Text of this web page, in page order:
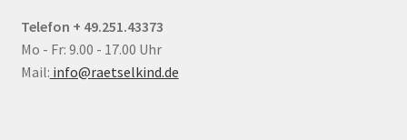
Telefon + 49.251.43373
Mo - Fr: 9.00 - 17.00 Uhr
Mail: info@raetselkind.de